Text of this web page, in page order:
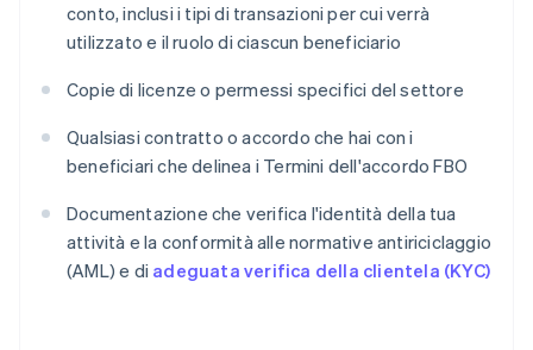
conto, inclusi i tipi di transazioni per cui verrà
utilizzato e il ruolo di ciascun beneficiario
Copie di licenze o permessi specifici del settore
Qualsiasi contratto o accordo che hai con i
beneficiari che delinea i Termini dell'accordo FBO
Documentazione che verifica l'identità della tua
attività e la conformità alle normative antiriciclaggio
(AML) e di adeguata verifica della clientela (KYC)